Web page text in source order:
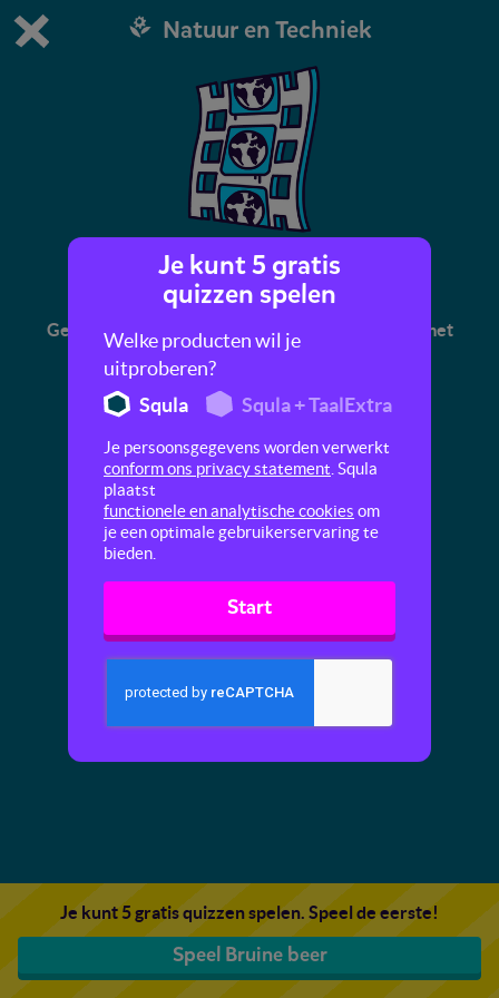
Dit is de gratis demo van Squla.
Bestel nu
0 1
Natuur en Techniek
Bruine beer
Gevaarlijke dieren: in dit filmpje maak je kennis met
de bruine beer.
Je kunt 5 gratis quizzen spelen. Speel de eerste!
Speel Bruine beer
Je kunt 5 gratis
quizzen spelen
Welke producten wil je
uitproberen?
Squla
Squla + TaalExtra
Je persoonsgegevens worden verwerkt
conform ons privacy statement . Squla
plaatst
functionele en analytische cookies om
je een optimale gebruikerservaring te
bieden.
Start